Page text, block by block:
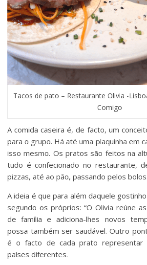
Tacos de pato – Restaurante Olivia -
Comigo
A comida caseira é, de facto, um
para o grupo. Há até uma plaquinha em
isso mesmo. Os pratos são feitos na
tudo é confecionado no restaurante,
pizzas, até ao pão, passando pelos bolos.
A ideia é que para além daquele
segundo os próprios: “O Olivia reúne
de família e adiciona-lhes novos
possa também ser saudável. Outro
é o facto de cada prato representar
países diferentes.